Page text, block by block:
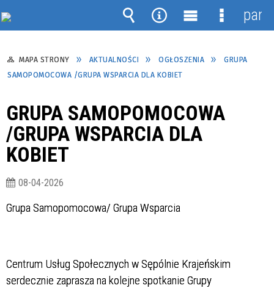
MAPA STRONY AKTUALNOŚCI OGŁOSZENIA
GRUPA
SAMOPOMOCOWA /GRUPA WSPARCIA DLA KOBIET
GRUPA SAMOPOMOCOWA
/GRUPA WSPARCIA DLA
KOBIET
08-04-2026
Grupa Samopomocowa/ Grupa Wsparcia
Centrum Usług Społecznych w Sępólnie Krajeńskim
serdecznie zaprasza na kolejne spotkanie Grupy
Wyszukiwarka
Narzędzia
MenuMenu